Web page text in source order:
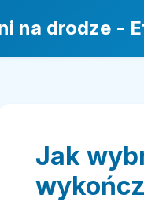
na drodze -
Jak